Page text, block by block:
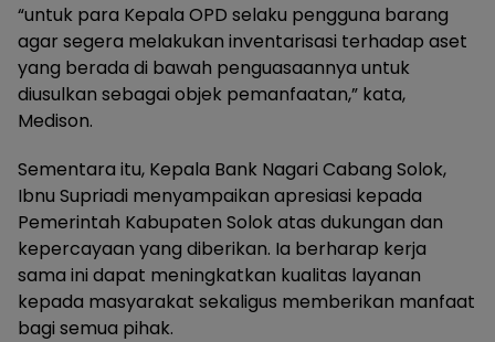
“untuk para Kepala OPD selaku pengguna barang
agar segera melakukan inventarisasi terhadap aset
yang berada di bawah penguasaannya untuk
diusulkan sebagai objek pemanfaatan,” kata,
Medison.
Sementara itu, Kepala Bank Nagari Cabang Solok,
Ibnu Supriadi menyampaikan apresiasi kepada
Pemerintah Kabupaten Solok atas dukungan dan
kepercayaan yang diberikan. Ia berharap kerja
sama ini dapat meningkatkan kualitas layanan
kepada masyarakat sekaligus memberikan manfaat
bagi semua pihak.